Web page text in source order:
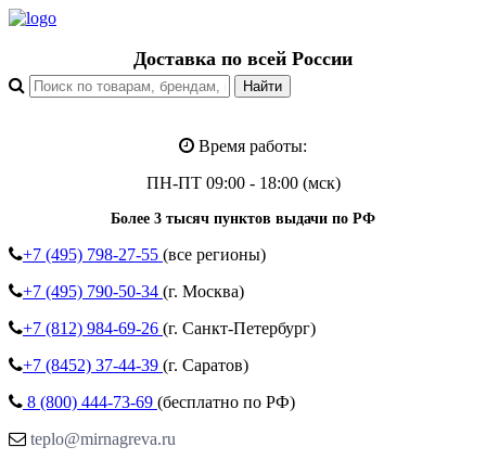
Доставка по всей России
Время работы:
ПН-ПТ 09:00 - 18:00 (мск)
Более 3 тысяч пунктов выдачи по РФ
+7 (495) 798-27-55 (все регионы)
+7 (495) 790-50-34 (г. Москва)
+7 (812) 984-69-26 (г. Санкт-Петербург)
+7 (8452) 37-44-39 (г. Саратов)
8 (800) 444-73-69 (бесплатно по РФ)
teplo@mirnagreva.ru